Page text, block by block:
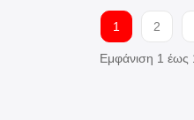
1 2
Εμφάνιση 1